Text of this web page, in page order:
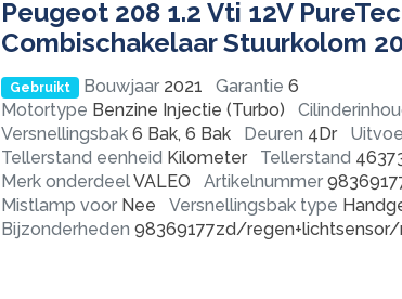
Peugeot 208 1.2 Vti 12V
Combischakelaar Stuurkolom
Gebruikt Bouwjaar2021 Garantie 6
Motortype Benzine Injectie (Turbo)
Versnellingsbak 6 Bak, 6 Bak Deuren 4Dr
Tellerstand eenheid Kilometer Tellerstand
Merk onderdeelVALEO Artikelnummer
Mistlamp voor Nee Versnellingsbak type
Bijzonderheden 98369177zd/regen+lichtsensor/